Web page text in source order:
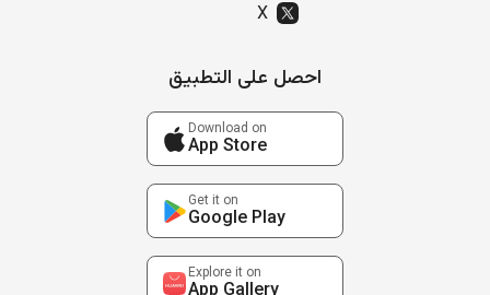
X
احصل على التطبيق
Download on
App Store
Get it on
Google Play
Explore it on